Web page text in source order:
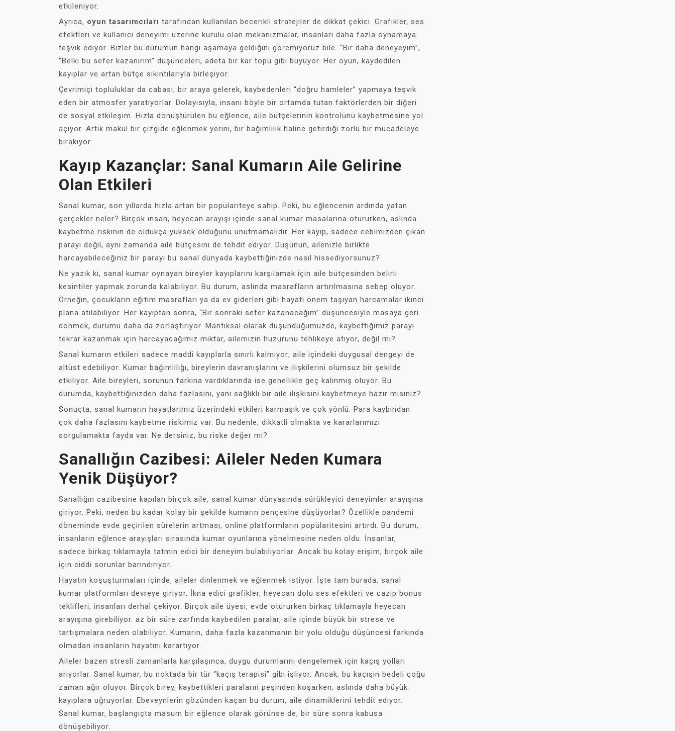
etkileniyor.
Ayrıca, oyun tasarımcıları tarafından kullanılan becerikli stratejiler de dikkat çekici. Grafikler, ses
efektleri ve kullanıcı deneyimi üzerine kurulu olan mekanizmalar, insanları daha fazla oynamaya
teşvik ediyor. Bizler bu durumun hangi aşamaya geldiğini göremiyoruz bile. “Bir daha deneyeyim”,
“Belki bu sefer kazanırım” düşünceleri, adeta bir kar topu gibi büyüyor. Her oyun, kaydedilen
kayıplar ve artan bütçe sıkıntılarıyla birleşiyor.
Çevrimiçi topluluklar da cabası; bir araya gelerek, kaybedenleri “doğru hamleler” yapmaya teşvik
eden bir atmosfer yaratıyorlar. Dolayısıyla, insanı böyle bir ortamda tutan faktörlerden bir diğeri
de sosyal etkileşim. Hızla dönüştürülen bu eğlence, aile bütçelerinin kontrolünü kaybetmesine yol
açıyor. Artık makul bir çizgide eğlenmek yerini, bir bağımlılık haline getirdiği zorlu bir mücadeleye
bırakıyor.
Kayıp Kazançlar: Sanal Kumarın Aile Gelirine
Olan Etkileri
Sanal kumar, son yıllarda hızla artan bir popülariteye sahip. Peki, bu eğlencenin ardında yatan
gerçekler neler? Birçok insan, heyecan arayışı içinde sanal kumar masalarına otururken, aslında
kaybetme riskinin de oldukça yüksek olduğunu unutmamalıdır. Her kayıp, sadece cebimizden çıkan
parayı değil, aynı zamanda aile bütçesini de tehdit ediyor. Düşünün, ailenizle birlikte
harcayabileceğiniz bir parayı bu sanal dünyada kaybettiğinizde nasıl hissediyorsunuz?
Ne yazık ki, sanal kumar oynayan bireyler kayıplarını karşılamak için aile bütçesinden belirli
kesintiler yapmak zorunda kalabiliyor. Bu durum, aslında masrafların artırılmasına sebep oluyor.
Örneğin, çocukların eğitim masrafları ya da ev giderleri gibi hayati önem taşıyan harcamalar ikinci
plana atılabiliyor. Her kayıptan sonra, “Bir sonraki sefer kazanacağım” düşüncesiyle masaya geri
dönmek, durumu daha da zorlaştırıyor. Mantıksal olarak düşündüğümüzde, kaybettiğimiz parayı
tekrar kazanmak için harcayacağımız miktar, ailemizin huzurunu tehlikeye atıyor, değil mi?
Sanal kumarın etkileri sadece maddi kayıplarla sınırlı kalmıyor; aile içindeki duygusal dengeyi de
altüst edebiliyor. Kumar bağımlılığı, bireylerin davranışlarını ve ilişkilerini olumsuz bir şekilde
etkiliyor. Aile bireyleri, sorunun farkına vardıklarında ise genellikle geç kalınmış oluyor. Bu
durumda, kaybettiğinizden daha fazlasını, yani sağlıklı bir aile ilişkisini kaybetmeye hazır mısınız?
Sonuçta, sanal kumarın hayatlarımız üzerindeki etkileri karmaşık ve çok yönlü. Para kaybından
çok daha fazlasını kaybetme riskimiz var. Bu nedenle, dikkatli olmakta ve kararlarımızı
sorgulamakta fayda var. Ne dersiniz, bu riske değer mi?
Sanallığın Cazibesi: Aileler Neden Kumara
Yenik Düşüyor?
Sanallığın cazibesine kapılan birçok aile, sanal kumar dünyasında sürükleyici deneyimler arayışına
giriyor. Peki, neden bu kadar kolay bir şekilde kumarın pençesine düşüyorlar? Özellikle pandemi
döneminde evde geçirilen sürelerin artması, online platformların popülaritesini artırdı. Bu durum,
insanların eğlence arayışları sırasında kumar oyunlarına yönelmesine neden oldu. İnsanlar,
sadece birkaç tıklamayla tatmin edici bir deneyim bulabiliyorlar. Ancak bu kolay erişim, birçok aile
için ciddi sorunlar barındırıyor.
Hayatın koşuşturmaları içinde, aileler dinlenmek ve eğlenmek istiyor. İşte tam burada, sanal
kumar platformları devreye giriyor. İkna edici grafikler, heyecan dolu ses efektleri ve cazip bonus
teklifleri, insanları derhal çekiyor. Birçok aile üyesi, evde otururken birkaç tıklamayla heyecan
arayışına girebiliyor. az bir süre zarfında kaybedilen paralar, aile içinde büyük bir strese ve
tartışmalara neden olabiliyor. Kumarın, daha fazla kazanmanın bir yolu olduğu düşüncesi farkında
olmadan insanların hayatını karartıyor.
Aileler bazen stresli zamanlarla karşılaşınca, duygu durumlarını dengelemek için kaçış yolları
arıyorlar. Sanal kumar, bu noktada bir tür “kaçış terapisi” gibi işliyor. Ancak, bu kaçışın bedeli çoğu
zaman ağır oluyor. Birçok birey, kaybettikleri paraların peşinden koşarken, aslında daha büyük
kayıplara uğruyorlar. Ebeveynlerin gözünden kaçan bu durum, aile dinamiklerini tehdit ediyor.
Sanal kumar, başlangıçta masum bir eğlence olarak görünse de, bir süre sonra kabusa
dönüşebiliyor.